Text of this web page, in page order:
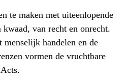
te maken met uiteenlopende
van recht en onrecht.
handelen en de
vormen de vruchtbare